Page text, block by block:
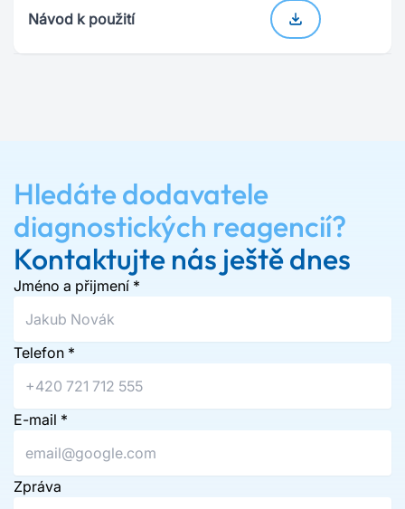
Návod k použití
Hledáte dodavatele
diagnostických reagencií?
Kontaktujte nás ještě dnes
Jméno a přijmení *
Telefon *
E-mail *
Zpráva